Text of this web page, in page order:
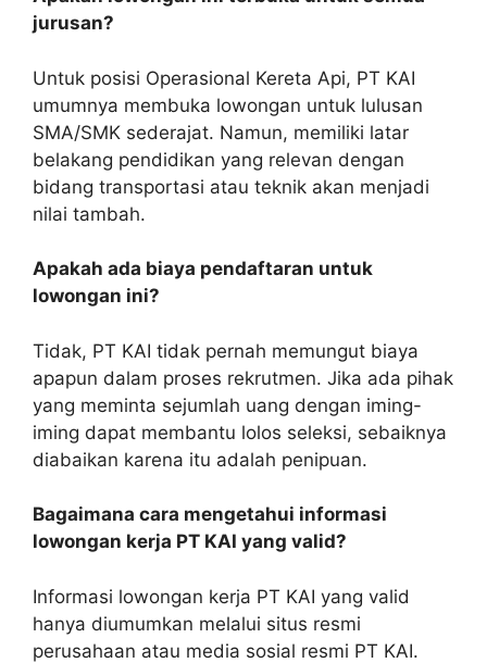
jurusan?
Untuk posisi Operasional Kereta Api, PT KAI
umumnya membuka lowongan untuk lulusan
SMA/SMK sederajat. Namun, memiliki latar
belakang pendidikan yang relevan dengan
bidang transportasi atau teknik akan menjadi
nilai tambah.
Apakah ada biaya pendaftaran untuk
lowongan ini?
Tidak, PT KAI tidak pernah memungut biaya
apapun dalam proses rekrutmen. Jika ada pihak
yang meminta sejumlah uang dengan iming-
iming dapat membantu lolos seleksi, sebaiknya
diabaikan karena itu adalah penipuan.
Bagaimana cara mengetahui informasi
lowongan kerja PT KAI yang valid?
Informasi lowongan kerja PT KAI yang valid
hanya diumumkan melalui situs resmi
perusahaan atau media sosial resmi PT KAI.